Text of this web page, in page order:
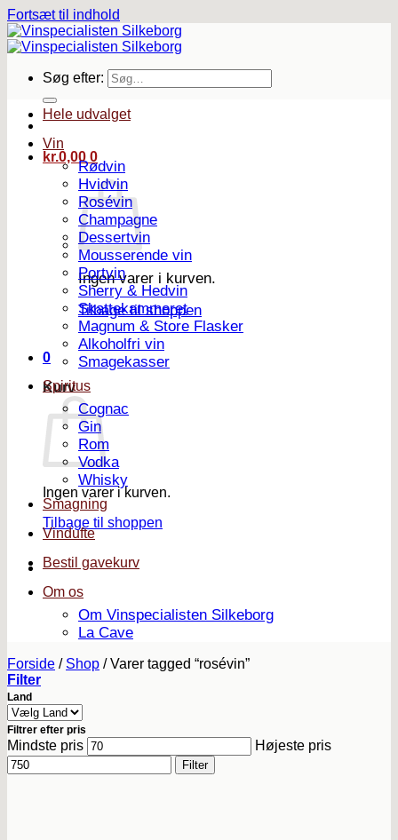
Fortsæt til indhold
Søg efter:
kr.0,00 0
Ingen varer i kurven.
Tilbage til shoppen
0
Kurv
Ingen varer i kurven.
Tilbage til shoppen
Hele udvalget
Vin
Rødvin
Hvidvin
Rosévin
Champagne
Dessertvin
Mousserende vin
Portvin
Sherry & Hedvin
Skattekammeret
Magnum & Store Flasker
Alkoholfri vin
Smagekasser
Spiritus
Cognac
Gin
Rom
Vodka
Whisky
Smagning
Vindufte
Bestil gavekurv
Om os
Om Vinspecialisten Silkeborg
La Cave
Forside / Shop /Varer tagged “rosévin”
Filter
Land
Filtrer efter pris
Mindste pris Højeste pris
Filter